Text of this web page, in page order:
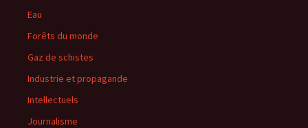
Eau
Forêts du monde
Gaz de schistes
Industrie et propagande
Intellectuels
Journalisme